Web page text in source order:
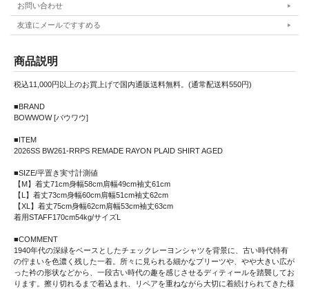
お問い合わせ
友達にメールですすめる
商品説明
税込11,000円以上のお買上げで国内通販送料無料。(通常配送料550円)
■BRAND
BOWWOW [バウワウ]
■ITEM
2026SS BW261-RRPS REMADE RAYON PLAID SHIRT AGED
■SIZE/平置き実寸計測値
【M】着丈71cm身幅58cm肩幅49cm袖丈61cm
【L】着丈73cm身幅60cm肩幅51cm袖丈62cm
【XL】着丈75cm身幅62cm肩幅53cm袖丈63cm
着用STAFF170cm54kg/サイズL
■COMMENT
1940年代の深緑をベースとしたチェックレーヨンシャツを背景に、古い時代特有
の佇まいを色濃く残した一着。所々に見られる細かなプリーツや、やや大きい広が
った衿の形状などから、一段古い時代の趣を感じさせるディティールを踏襲してお
ります。擦り切れるまで着込まれ、リペアを重ねながら大切に着続けられてきた様